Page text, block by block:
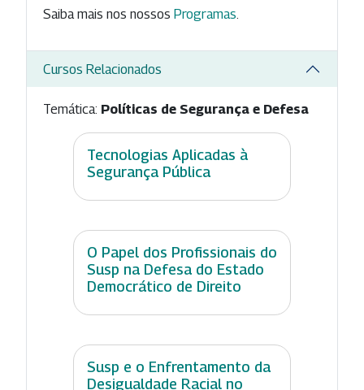
Saiba mais nos nossos Programas.
Cursos Relacionados
Temática: Políticas de Segurança e Defesa
Tecnologias Aplicadas à
Segurança Pública
O Papel dos Profissionais do
Susp na Defesa do Estado
Democrático de Direito
Susp e o Enfrentamento da
Desigualdade Racial no